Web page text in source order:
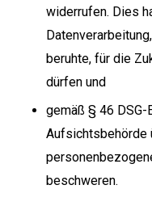
widerrufen. Dies
beruhte, für die
dürfen und
gemäß § 46
Aufsichtsbehörde
beschweren.